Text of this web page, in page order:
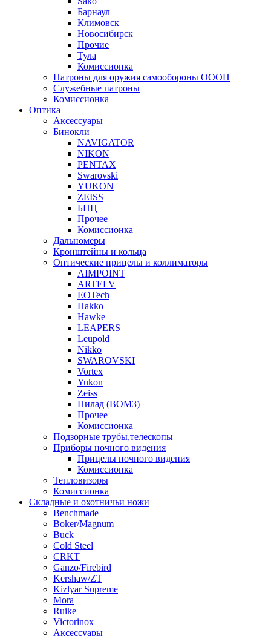
Барнаул
Климовск
Новосибирск
Прочие
Тула
Комиссионка
Патроны для оружия самообороны ОООП
Служебные патроны
Комиссионка
Оптика
Аксессуары
Бинокли
NAVIGATOR
NIKON
PENTAX
Swarovski
YUKON
ZEISS
БПЦ
Прочее
Комиссионка
Дальномеры
Кронштейны и кольца
Оптические прицелы и коллиматоры
AIMPOINT
ARTELV
EOTech
Hakko
Hawke
LEAPERS
Leupold
Nikko
SWAROVSKI
Vortex
Yukon
Zeiss
Пилад (ВОМЗ)
Прочее
Комиссионка
Подзорные трубы,телескопы
Приборы ночного видения
Прицелы ночного видения
Комиссионка
Тепловизоры
Комиссионка
Складные и охотничьи ножи
Benchmade
Boker/Magnum
Buck
Cold Steel
CRKT
Ganzo/Firebird
Kershaw/ZT
Kizlyar Supreme
Mora
Ruike
Victorinox
Аксессуары